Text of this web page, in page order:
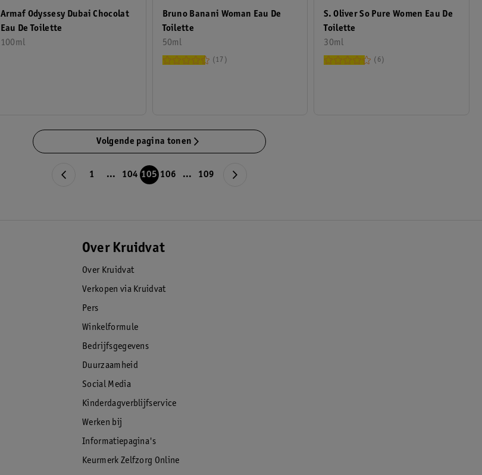
Armaf Odyssesy Dubai Chocolat
Eau De Toilette
100ml
Bruno Banani Woman Eau De
Toilette
50ml
17
S. Oliver So Pure Women Eau De
Toilette
30ml
6
Volgende pagina tonen
1 ... 104 105 106 ... 109
Over Kruidvat
Over Kruidvat
Verkopen via Kruidvat
Pers
Winkelformule
Bedrijfsgegevens
Duurzaamheid
Social Media
Kinderdagverblijfservice
Werken bij
Informatiepagina's
Keurmerk Zelfzorg Online